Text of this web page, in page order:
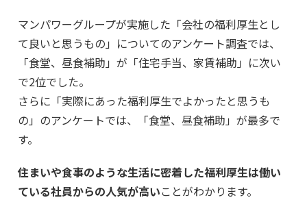
マンパワーグループが実施した「会社の福利厚生とし
て良いと思うもの」についてのアンケート調査では、
「食堂、昼食補助」が「住宅手当、家賃補助」に次い
で2位でした。
さらに「実際にあった福利厚生でよかったと思うも
の」のアンケートでは、「食堂、昼食補助」が最多で
す。
住まいや食事のような生活に密着した福利厚生は働い
ている社員からの人気が高いことがわかります。